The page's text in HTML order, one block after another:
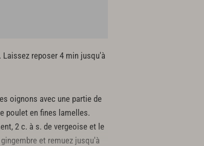
reposer 4 min jusqu'à
oignons avec une partie de
poulet en fines lamelles.
2 c. à s. de vergeoise et le
et remuez jusqu'à